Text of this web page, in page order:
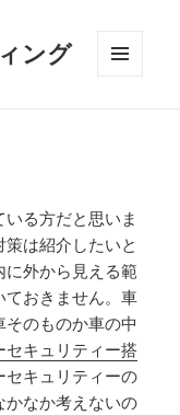
ング
る方だと思いま
は紹介したいと
外から見える範
ておきません。車
のものか車の中
セキュリティー搭
セキュリティーの
かなか考えないの